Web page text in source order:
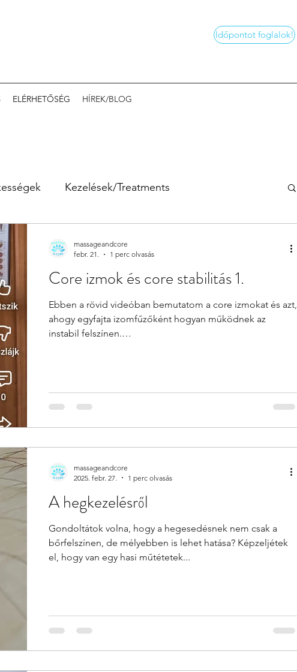
Időpontot foglalok!
ELÉRHETŐSÉG HÍREK/BLOG
Kezelések/Treatments
Core izmok és core stabilitás 1.
Ebben a rövid videóban bemutatom a core izmokat és azt,
ahogy egyfajta izomfűzőként hogyan működnek az
instabil felszínen.
massageandcore
febr. 21.
1 perc olvasás
A hegkezelésről
Gondoltátok volna, hogy a hegesedésnek nem csak a
bőrfelszínen, de mélyebben is lehet hatása? Képzeljétek
el, hogy van egy hasi műtétetek...
massageandcore
2025. febr. 27.
1 perc olvasás